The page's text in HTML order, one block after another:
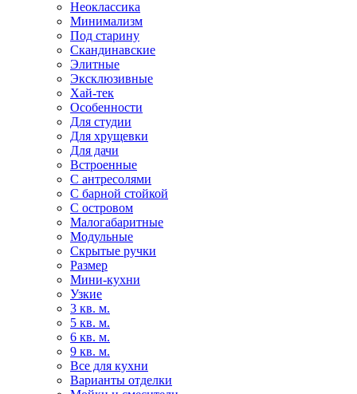
Неоклассика
Минимализм
Под старину
Скандинавские
Элитные
Эксклюзивные
Хай-тек
Особенности
Для студии
Для хрущевки
Для дачи
Встроенные
С антресолями
С барной стойкой
С островом
Малогабаритные
Модульные
Скрытые ручки
Размер
Мини-кухни
Узкие
3 кв. м.
5 кв. м.
6 кв. м.
9 кв. м.
Все для кухни
Варианты отделки